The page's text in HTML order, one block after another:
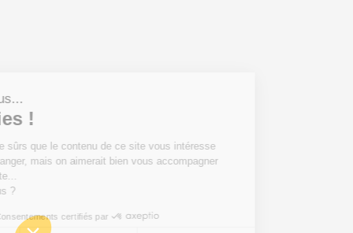
nous...
!
d'être sûrs que le contenu de ce site vous intéresse
déranger, mais on aimerait bien vous accompagner
visite...
vous ?
Consentements certifiés par